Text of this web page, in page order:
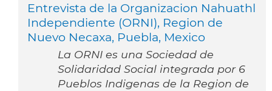
Entrevista de la Organizacion Nahuathl
Independiente (ORNI), Region de
Nuevo Necaxa, Puebla, Mexico
La ORNI es una Sociedad de
Solidaridad Social integrada por 6
Pueblos Indigenas de la Region de